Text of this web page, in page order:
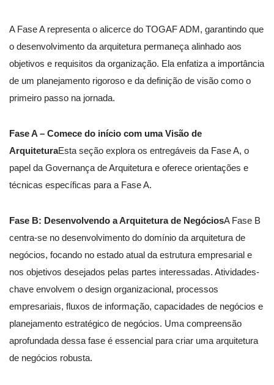
A Fase A representa o alicerce do TOGAF ADM, garantindo que
o desenvolvimento da arquitetura permaneça alinhado aos
objetivos e requisitos da organização. Ela enfatiza a importância
de um planejamento rigoroso e da definição de visão como o
primeiro passo na jornada.
Fase A – Comece do início com uma Visão de
ArquiteturaEsta seção explora os entregáveis da Fase A, o
papel da Governança de Arquitetura e oferece orientações e
técnicas específicas para a Fase A.
Fase B: Desenvolvendo a Arquitetura de NegóciosA Fase B
centra-se no desenvolvimento do domínio da arquitetura de
negócios, focando no estado atual da estrutura empresarial e
nos objetivos desejados pelas partes interessadas. Atividades-
chave envolvem o design organizacional, processos
empresariais, fluxos de informação, capacidades de negócios e
planejamento estratégico de negócios. Uma compreensão
aprofundada dessa fase é essencial para criar uma arquitetura
de negócios robusta.